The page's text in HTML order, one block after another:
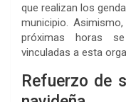
que realizan los
municipio.
próximas horas
vinculadas a esta
Refuerzo de